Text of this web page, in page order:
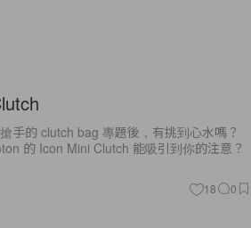
手的 clutch bag 專題後，有挑到心水嗎？
的 Icon Mini Clutch 能吸引到你的注意？
18 0